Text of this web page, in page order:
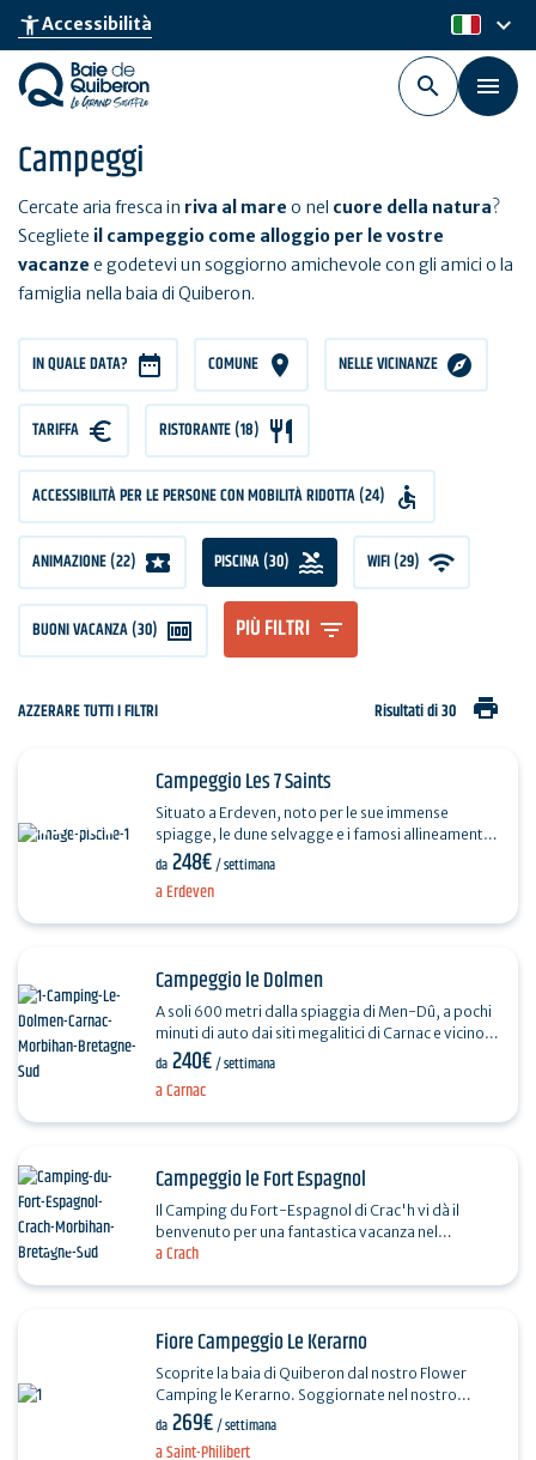
Skip
main
content
accessibility_newAccessibilità it
keyboard_arrow_down
Campeggi
Cercate aria fresca in riva al mare o nel cuore della natura?
Scegliete il campeggio come alloggio per le vostre
vacanze e godetevi un soggiorno amichevole con gli amici o la
famiglia nella baia di Quiberon.
IN QUALE DATA? COMUNE NELLE VICINANZE
TARIFFA
TARIFFA RISTORANTE (18)
ACCESSIBILITÀ PER LE PERSONE CON MOBILITÀ RIDOTTA (24)
ANIMAZIONE (22) PISCINA (30) WIFI (29)
BUONI VACANZA (30) PIÙ FILTRI
AZZERARE TUTTI I FILTRI Risultati di 30 print
a Erdeven
Campeggio Les 7 Saints
Situato a Erdeven, noto per le sue immense
spiagge, le dune selvagge e i famosi allineamenti
megalitici, il campeggio 5 stelle Les 7 Saints vi
accoglie…
da 248€/ settimana
a Carnac
Campeggio le Dolmen
A soli 600 metri dalla spiaggia di Men-Dû, a pochi
minuti di auto dai siti megalitici di Carnac e vicino a
tutti i servizi, il Camping le Dolmen vi dà…
da 240€/ settimana
a Crach
Campeggio le Fort Espagnol
Il Camping du Fort-Espagnol di Crac'h vi dà il
benvenuto per una fantastica vacanza nel
Morbihan! Tuffatevi nel nostro parco acquatico
a Saint-Philibert
Fiore Campeggio Le Kerarno
Scoprite la baia di Quiberon dal nostro Flower
Camping le Kerarno. Soggiornate nel nostro
campeggio 4 stelle di 5 ettari vicino alle spiagge.…
da 269€/ settimana